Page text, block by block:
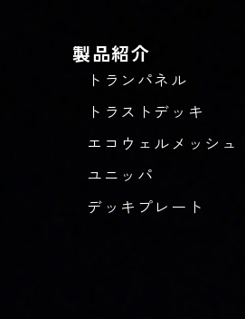
製品紹介
トランパネル
トラストデッキ
エコウェルメッシュ
ユニッパ
デッキプレート